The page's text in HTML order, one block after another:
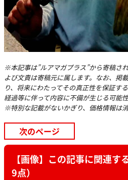
※本記事は”ルアマガプラス”から寄稿さ
よび文責は寄稿元に属します。なお、掲
り、将来にわたってその真正性を保証す
経過等に伴って内容に不備が生じる可能
※特別な記載がないかぎり、価格情報は消
次のページ
【画像】この記事に関連す
9点）